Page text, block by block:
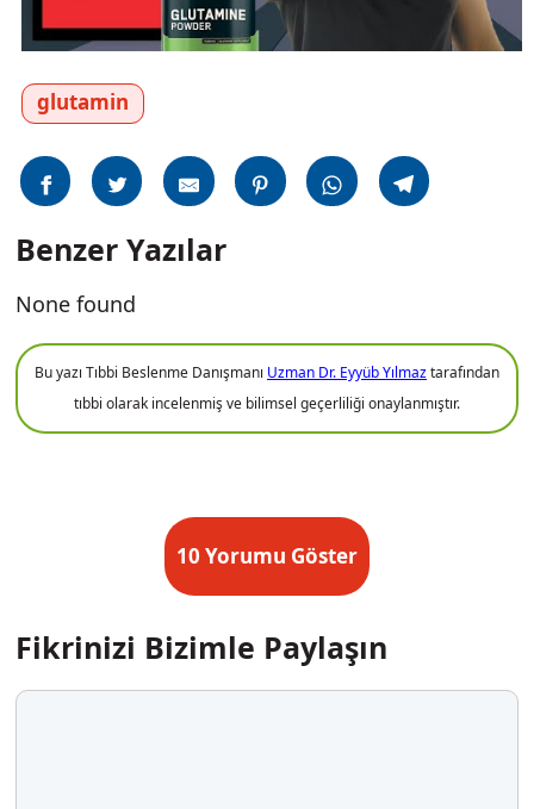
glutamin
Benzer Yazılar
None found
Bu yazı Tıbbi Beslenme Danışmanı Uzman Dr. Eyyüb Yılmaztarafından
tıbbi olarak incelenmiş ve bilimsel geçerliliği onaylanmıştır.
10 Yorumu Göster
Fikrinizi Bizimle Paylaşın
Yorum